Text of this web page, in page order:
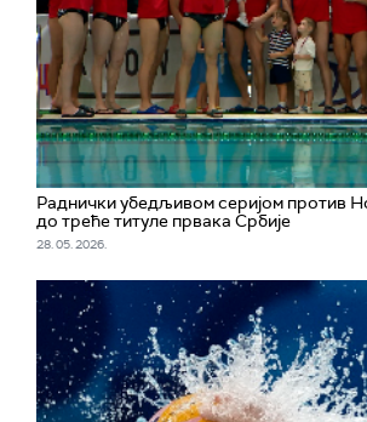
Раднички убедљивом серијом против
до треће титуле првака Србије
28. 05. 2026.